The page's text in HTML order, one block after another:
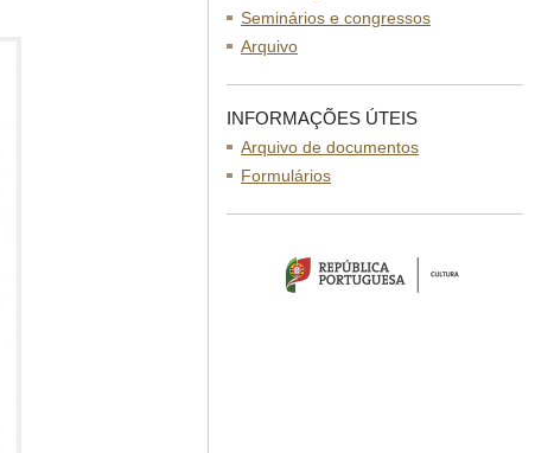
Seminários e congressos
Arquivo
INFORMAÇÕES ÚTEIS
Arquivo de documentos
Formulários